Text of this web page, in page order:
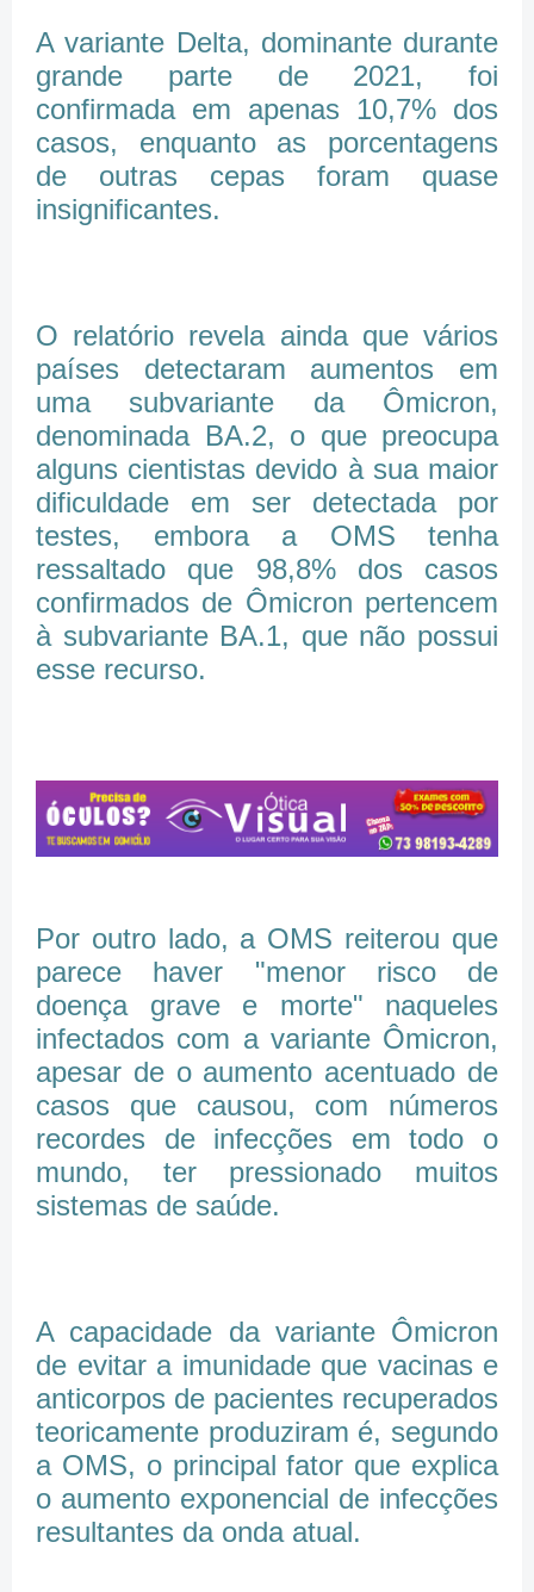
A variante Delta, dominante durante
grande parte de 2021, foi
confirmada em apenas 10,7% dos
casos, enquanto as porcentagens
de outras cepas foram quase
insignificantes.
O relatório revela ainda que vários
países detectaram aumentos em
uma subvariante da Ômicron,
denominada BA.2, o que preocupa
alguns cientistas devido à sua maior
dificuldade em ser detectada por
testes, embora a OMS tenha
ressaltado que 98,8% dos casos
confirmados de Ômicron pertencem
à subvariante BA.1, que não possui
esse recurso.
Por outro lado, a OMS reiterou que
parece haver "menor risco de
doença grave e morte" naqueles
infectados com a variante Ômicron,
apesar de o aumento acentuado de
casos que causou, com números
recordes de infecções em todo o
mundo, ter pressionado muitos
sistemas de saúde.
A capacidade da variante Ômicron
de evitar a imunidade que vacinas e
anticorpos de pacientes recuperados
teoricamente produziram é, segundo
a OMS, o principal fator que explica
o aumento exponencial de infecções
resultantes da onda atual.